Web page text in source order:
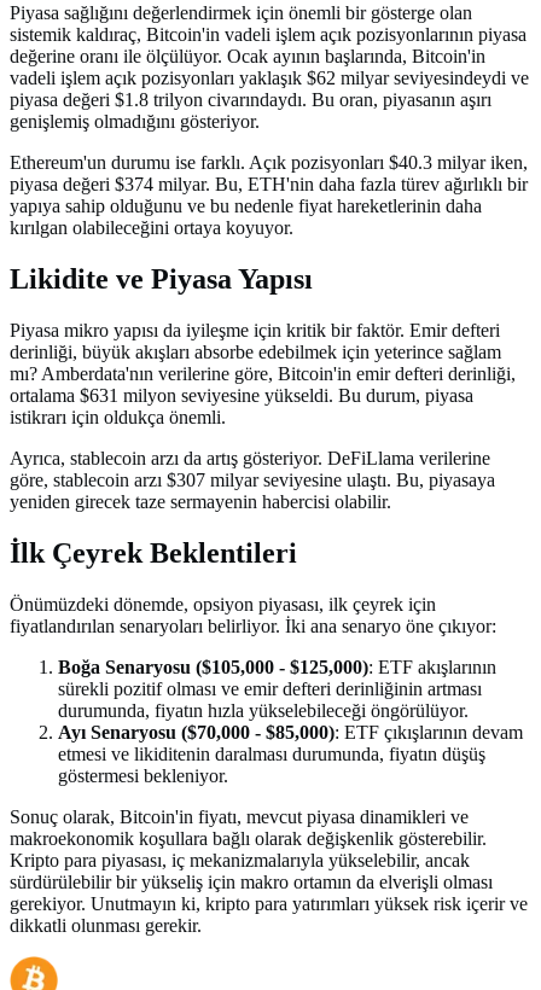
Piyasa sağlığını değerlendirmek için önemli bir gösterge olan
sistemik kaldıraç, Bitcoin'in vadeli işlem açık pozisyonlarının piyasa
değerine oranı ile ölçülüyor. Ocak ayının başlarında, Bitcoin'in
vadeli işlem açık pozisyonları yaklaşık $62 milyar seviyesindeydi ve
piyasa değeri $1.8 trilyon civarındaydı. Bu oran, piyasanın aşırı
genişlemiş olmadığını gösteriyor.
Ethereum'un durumu ise farklı. Açık pozisyonları $40.3 milyar iken,
piyasa değeri $374 milyar. Bu, ETH'nin daha fazla türev ağırlıklı bir
yapıya sahip olduğunu ve bu nedenle fiyat hareketlerinin daha
kırılgan olabileceğini ortaya koyuyor.
Likidite ve Piyasa Yapısı
Piyasa mikro yapısı da iyileşme için kritik bir faktör. Emir defteri
derinliği, büyük akışları absorbe edebilmek için yeterince sağlam
mı? Amberdata'nın verilerine göre, Bitcoin'in emir defteri derinliği,
ortalama $631 milyon seviyesine yükseldi. Bu durum, piyasa
istikrarı için oldukça önemli.
Ayrıca, stablecoin arzı da artış gösteriyor. DeFiLlama verilerine
göre, stablecoin arzı $307 milyar seviyesine ulaştı. Bu, piyasaya
yeniden girecek taze sermayenin habercisi olabilir.
İlk Çeyrek Beklentileri
Önümüzdeki dönemde, opsiyon piyasası, ilk çeyrek için
fiyatlandırılan senaryoları belirliyor. İki ana senaryo öne çıkıyor:
Boğa Senaryosu ($105,000 - $125,000): ETF akışlarının
sürekli pozitif olması ve emir defteri derinliğinin artması
durumunda, fiyatın hızla yükselebileceği öngörülüyor.
Ayı Senaryosu ($70,000 - $85,000): ETF çıkışlarının devam
etmesi ve likiditenin daralması durumunda, fiyatın düşüş
göstermesi bekleniyor.
Sonuç olarak, Bitcoin'in fiyatı, mevcut piyasa dinamikleri ve
makroekonomik koşullara bağlı olarak değişkenlik gösterebilir.
Kripto para piyasası, iç mekanizmalarıyla yükselebilir, ancak
sürdürülebilir bir yükseliş için makro ortamın da elverişli olması
gerekiyor. Unutmayın ki, kripto para yatırımları yüksek risk içerir ve
dikkatli olunması gerekir.